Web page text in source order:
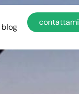
blog contattami